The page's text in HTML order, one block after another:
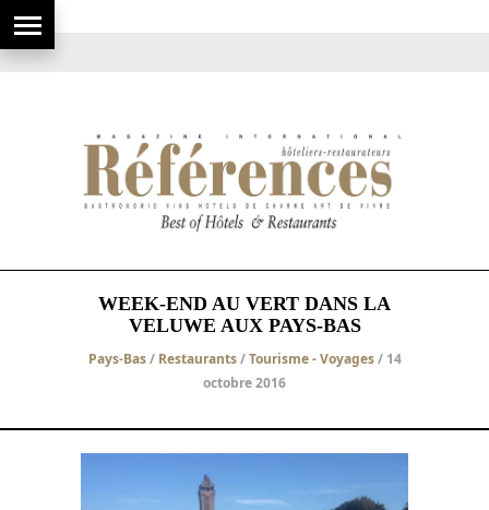
WEEK-END AU VERT DANS LA
VELUWE AUX PAYS-BAS
Pays-Bas/ Restaurants/Tourisme - Voyages/ 14
octobre 2016